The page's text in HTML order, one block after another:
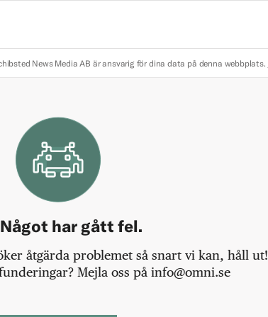
News Media AB är ansvarig för dina data på denna webbplats.
har gått fel.
åtgärda problemet så snart vi kan, håll ut!
Mejla oss på info@omni.se